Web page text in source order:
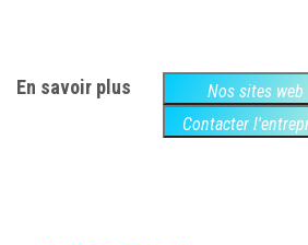
En savoir plus
Nos sites web
Contacter